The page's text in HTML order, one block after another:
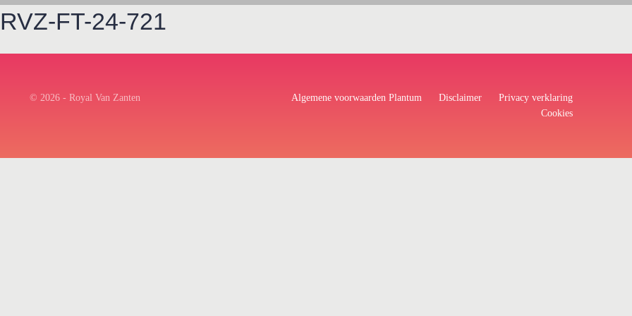
RVZ-FT-24-721
© 2026 - Royal Van Zanten Algemene voorwaarden Plantum Disclaimer
Privacy verklaring
Cookies